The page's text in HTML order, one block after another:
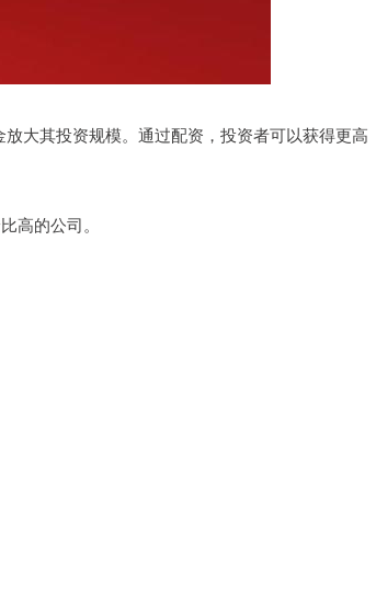
大其投资规模。通过配资，投资者可以获得更高
高的公司。